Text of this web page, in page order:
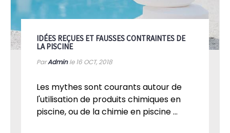
IDÉES REÇUES ET FAUSSES CONTRAINTES DE
LA PISCINE
ParAdminle 16 OCT, 2018
Les mythes sont courants autour de
l'utilisation de produits chimiques en
piscine, ou de la chimie en piscine ...